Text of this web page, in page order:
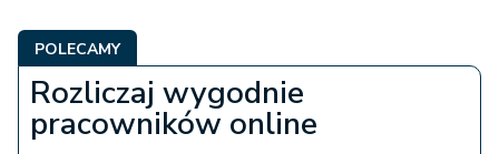
POLECAMY
Rozliczaj wygodnie
pracowników online